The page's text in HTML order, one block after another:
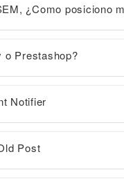
¿Como posiciono
o Prestashop?
Notifier
Post